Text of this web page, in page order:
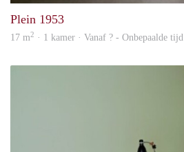
Plein 1953
17 m2 · 1 kamer · Vanaf ? - Onbepaalde tijd